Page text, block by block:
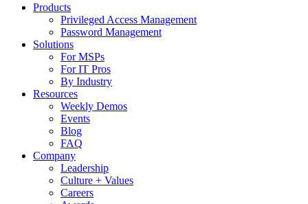
Products
Privileged Access Management
Password Management
Solutions
For MSPs
For IT Pros
By Industry
Resources
Weekly Demos
Events
Blog
FAQ
Company
Leadership
Culture + Values
Careers